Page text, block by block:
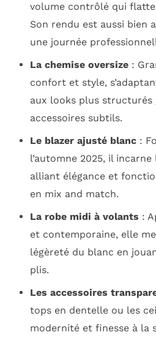
volume contrôlé qui
Son rendu est aussi bien
une journée
La chemise oversize:
confort et style,
aux looks plus structurés
accessoires subtils.
Le blazer ajusté blanc:
l’automne 2025, il
alliant élégance et
en mix and match.
La robe midi à volants :
et contemporaine, elle
légèreté du blanc en
plis.
Les accessoires
tops en dentelle ou les
modernité et finesse à la